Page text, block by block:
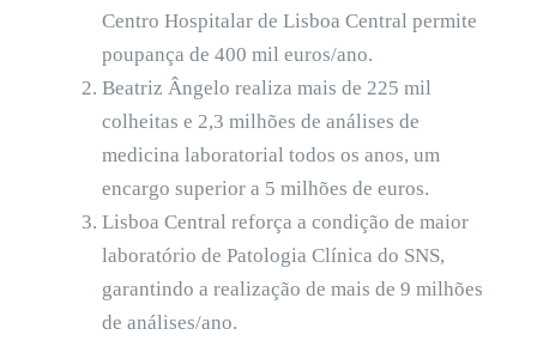
Centro Hospitalar de Lisboa Central permite
poupança de 400 mil euros/ano.
Beatriz Ângelo realiza mais de 225 mil
colheitas e 2,3 milhões de análises de
medicina laboratorial todos os anos, um
encargo superior a 5 milhões de euros.
Lisboa Central reforça a condição de maior
laboratório de Patologia Clínica do SNS,
garantindo a realização de mais de 9 milhões
de análises/ano.